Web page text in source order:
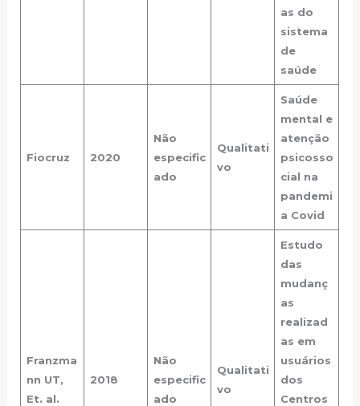
as do
sistema
de
saúde
Fiocruz 2020
Não
especific
ado
Qualitati
vo
Saúde
mental e
atenção
psicosso
cial na
pandemi
a Covid
Franzma
nn UT,
Et. al.
2018
Não
especific
ado
Qualitati
vo
Estudo
das
mudanç
as
realizad
as em
usuários
dos
Centros